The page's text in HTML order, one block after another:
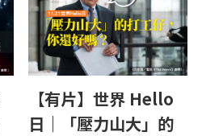
【有片】世界 Hello
日｜「壓力山大」的